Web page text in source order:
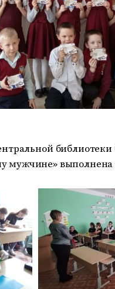
мужчине» выполнена